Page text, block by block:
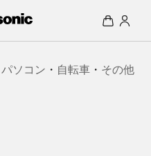
パソコン ・ 自転車 ・ その他